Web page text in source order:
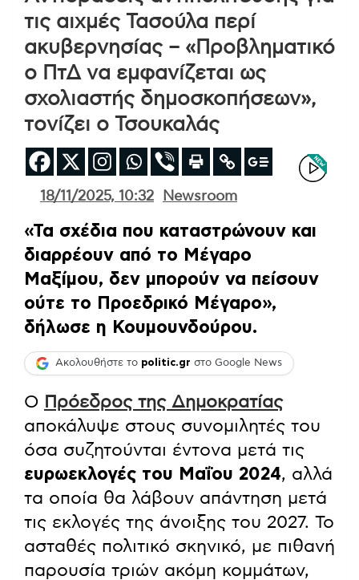
τις αιχμές Τασούλα περί
ακυβερνησίας – «Προβληματικό
ο ΠτΔ να εμφανίζεται ως
σχολιαστής δημοσκοπήσεων»,
τονίζει ο Τσουκαλάς
18/11/2025, 10:32 Newsroom
«Τα σχέδια που καταστρώνουν και
διαρρέουν από το Μέγαρο
Μαξίμου, δεν μπορούν να πείσουν
ούτε το Προεδρικό Μέγαρο»,
δήλωσε η Κουμουνδούρου.
Ακολουθήστε το politic.gr στο Google News
Ο Πρόεδρος της Δημοκρατίας
αποκάλυψε στους συνομιλητές του
όσα συζητούνται έντονα μετά τις
ευρωεκλογές του Μαΐου 2024, αλλά
τα οποία θα λάβουν απάντηση μετά
τις εκλογές της άνοιξης του 2027. Το
ασταθές πολιτικό σκηνικό, με πιθανή
παρουσία τριών ακόμη κομμάτων,